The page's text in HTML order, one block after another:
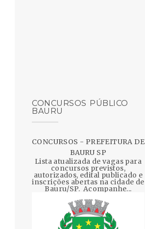
CONCURSOS PÚBLICO
BAURU
CONCURSOS - PREFEITURA DE
BAURU SP
Lista atualizada de vagas para
concursos previstos,
autorizados, edital publicado e
inscrições abertas na cidade de
Bauru/SP. Acompanhe...